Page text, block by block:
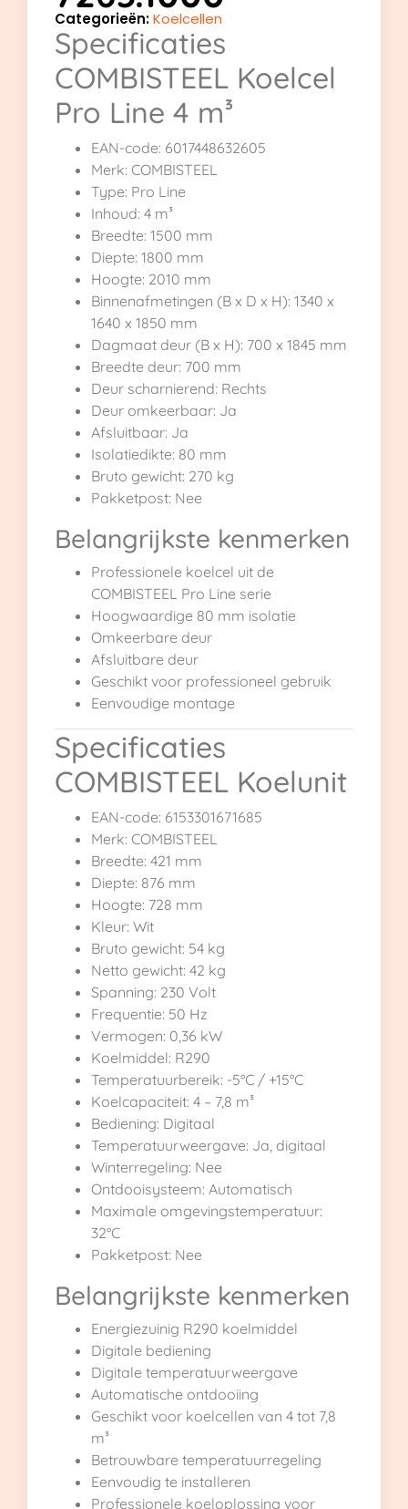
Categorieën:Koelcellen
Specificaties
COMBISTEEL Koelcel
Pro Line 4 m³
EAN-code: 6017448632605
Merk: COMBISTEEL
Type: Pro Line
Inhoud: 4 m³
Breedte: 1500 mm
Diepte: 1800 mm
Hoogte: 2010 mm
Binnenafmetingen (B x D x H): 1340 x
1640 x 1850 mm
Dagmaat deur (B x H): 700 x 1845 mm
Breedte deur: 700 mm
Deur scharnierend: Rechts
Deur omkeerbaar: Ja
Afsluitbaar: Ja
Isolatiedikte: 80 mm
Bruto gewicht: 270 kg
Pakketpost: Nee
Belangrijkste kenmerken
Professionele koelcel uit de
COMBISTEEL Pro Line serie
Hoogwaardige 80 mm isolatie
Omkeerbare deur
Afsluitbare deur
Geschikt voor professioneel gebruik
Eenvoudige montage
Specificaties
COMBISTEEL Koelunit
EAN-code: 6153301671685
Merk: COMBISTEEL
Breedte: 421 mm
Diepte: 876 mm
Hoogte: 728 mm
Kleur: Wit
Bruto gewicht: 54 kg
Netto gewicht: 42 kg
Spanning: 230 Volt
Frequentie: 50 Hz
Vermogen: 0,36 kW
Koelmiddel: R290
Temperatuurbereik: -5°C / +15°C
Koelcapaciteit: 4 – 7,8 m³
Bediening: Digitaal
Temperatuurweergave: Ja, digitaal
Winterregeling: Nee
Ontdooisysteem: Automatisch
Maximale omgevingstemperatuur:
32°C
Pakketpost: Nee
Belangrijkste kenmerken
Energiezuinig R290 koelmiddel
Digitale bediening
Digitale temperatuurweergave
Automatische ontdooiing
Geschikt voor koelcellen van 4 tot 7,8
m³
Betrouwbare temperatuurregeling
Eenvoudig te installeren
Professionele koeloplossing voor